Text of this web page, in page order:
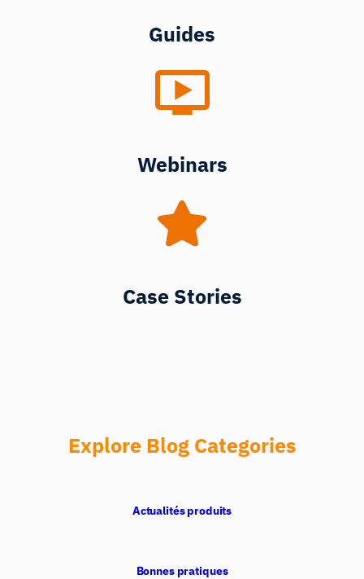
Guides
Webinars
Case Stories
Explore Blog Categories
Actualités produits
Bonnes pratiques